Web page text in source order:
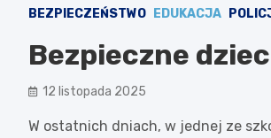
BEZPIECZEŃSTWO EDUKACJA
Bezpieczne
12 listopada 2025
W ostatnich dniach, w jednej ze